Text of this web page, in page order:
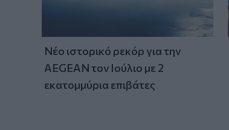
Νέο ιστορικό ρεκόρ για την
AEGEAN τον Ιούλιο με 2
εκατομμύρια επιβάτες